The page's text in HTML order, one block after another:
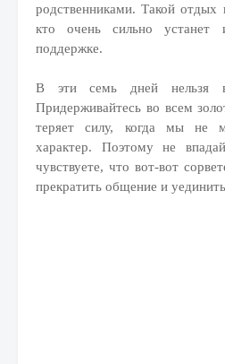
родственниками. Такой отдых
кто очень сильно устанет
поддержке.
В эти семь дней нельзя
Придерживайтесь во всем
теряет силу, когда мы не
характер. Поэтому не
чувствуете, что вот-вот
прекратить общение и